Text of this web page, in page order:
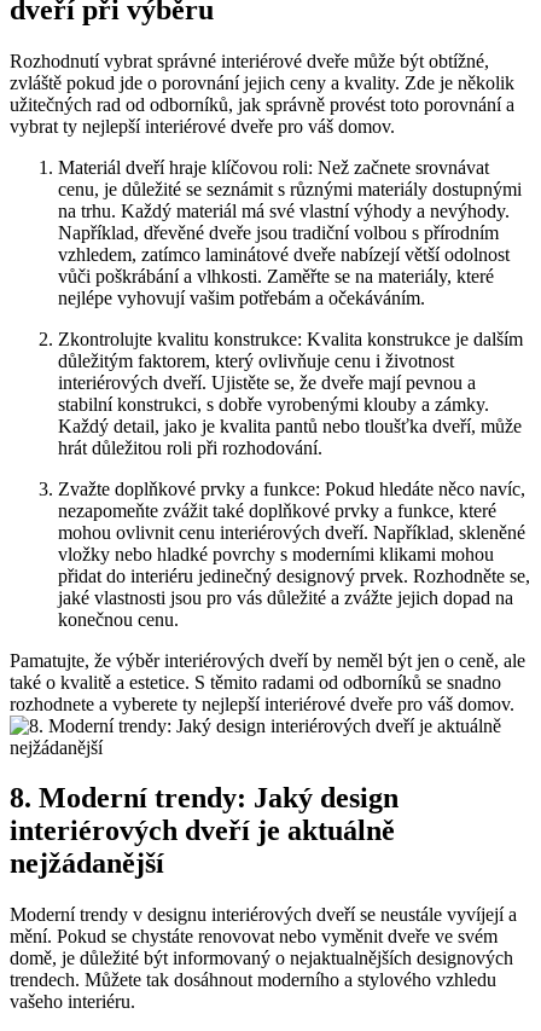
dveří‍ při výběru
Rozhodnutí vybrat správné interiérové ​dveře může být obtížné,
zvláště pokud​ jde o porovnání jejich ceny a⁢ kvality. Zde je několik
užitečných​ rad⁣ od odborníků, jak správně provést toto⁣ porovnání​ a
vybrat ty nejlepší interiérové dveře pro váš domov.
Materiál dveří hraje klíčovou roli: ⁢Než začnete srovnávat
cenu, je důležité‌ se seznámit s různými materiály dostupnými
na trhu. Každý materiál má své ​vlastní výhody a nevýhody.
‍Například, dřevěné dveře jsou tradiční volbou‌ s přírodním
⁢vzhledem, zatímco laminátové dveře nabízejí větší odolnost
‌vůči poškrábání a ‍vlhkosti. Zaměřte se na materiály, které
nejlépe vyhovují ‌vašim potřebám a⁣ očekáváním.
Zkontrolujte kvalitu ​konstrukce: Kvalita konstrukce je ​dalším
‍důležitým faktorem, který ovlivňuje cenu i životnost
interiérových dveří. Ujistěte se, že⁤ dveře mají pevnou‍ a
stabilní⁣ konstrukci, s dobře vyrobenými klouby​ a zámky.
Každý detail, jako je‍ kvalita pantů nebo tloušťka ⁢dveří, může
hrát⁣ důležitou ‍roli​ při rozhodování.
Zvažte⁣ doplňkové prvky a ⁣funkce: Pokud hledáte něco navíc,
⁣nezapomeňte​ zvážit také⁤ doplňkové ‍prvky ⁣a funkce, ​které ​
mohou ovlivnit ​cenu interiérových dveří. Například, skleněné
vložky nebo hladké povrchy s moderními klikami mohou
přidat ⁣do ‍interiéru jedinečný designový prvek. Rozhodněte​ se,‌
jaké ⁣vlastnosti jsou pro vás⁤ důležité a zvážte jejich dopad na
konečnou cenu.
Pamatujte, že výběr interiérových dveří by ‌neměl být jen o ceně, ale
také o kvalitě a estetice.‍ S těmito ‌radami od ⁢odborníků se snadno
rozhodnete a​ vyberete ty nejlepší interiérové ​dveře⁢ pro ⁤váš ⁤domov.
8. Moderní​ trendy: Jaký design
interiérových‌ dveří je aktuálně
⁣nejžádanější
Moderní trendy v designu interiérových dveří se neustále ⁤vyvíjejí⁤ a
mění. Pokud ‌se chystáte‍ renovovat nebo vyměnit dveře ​ve ‍svém
domě,⁣ je důležité být informovaný o nejaktualnějších designových
trendech. Můžete tak dosáhnout moderního ​a stylového ‍vzhledu
vašeho interiéru.